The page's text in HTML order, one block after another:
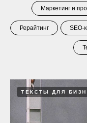
Маркетинг и
Рерайтинг SEO-
ТЕКСТЫ ДЛЯ